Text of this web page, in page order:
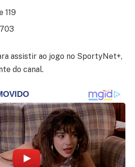
119
assistir ao jogo no SportyNet+,
do canal.